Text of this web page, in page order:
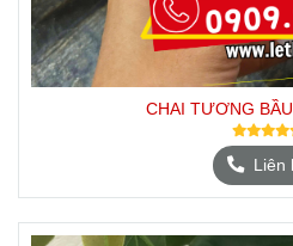
CHAI TƯƠNG
Liên